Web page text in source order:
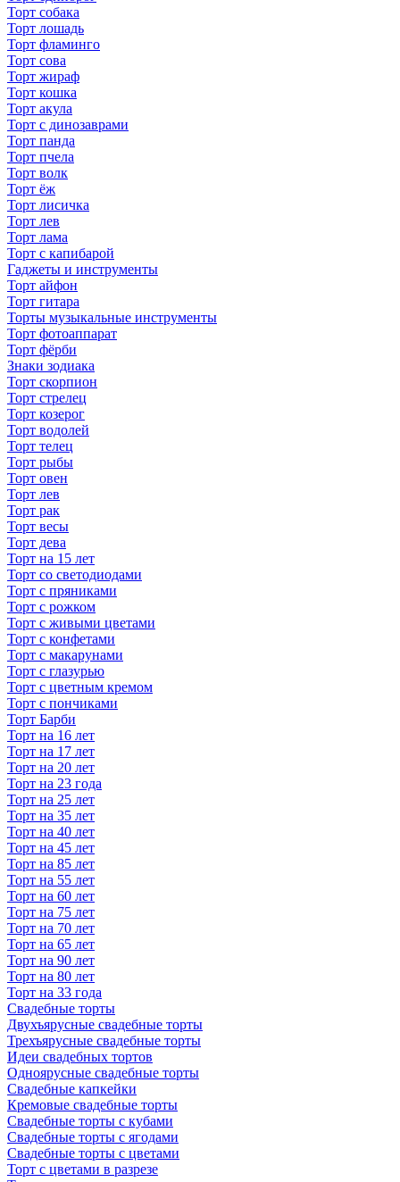
Торт собака
Торт лошадь
Торт фламинго
Торт сова
Торт жираф
Торт кошка
Торт акула
Торт с динозаврами
Торт панда
Торт пчела
Торт волк
Торт ёж
Торт лисичка
Торт лев
Торт лама
Торт с капибарой
Гаджеты и инструменты
Торт айфон
Торт гитара
Торты музыкальные инструменты
Торт фотоаппарат
Торт фёрби
Знаки зодиака
Торт скорпион
Торт стрелец
Торт козерог
Торт водолей
Торт телец
Торт рыбы
Торт овен
Торт лев
Торт рак
Торт весы
Торт дева
Торт на 15 лет
Торт со светодиодами
Торт с пряниками
Торт с рожком
Торт с живыми цветами
Торт с конфетами
Торт с макарунами
Торт с глазурью
Торт с цветным кремом
Торт с пончиками
Торт Барби
Торт на 16 лет
Торт на 17 лет
Торт на 20 лет
Торт на 23 года
Торт на 25 лет
Торт на 35 лет
Торт на 40 лет
Торт на 45 лет
Торт на 85 лет
Торт на 55 лет
Торт на 60 лет
Торт на 75 лет
Торт на 70 лет
Торт на 65 лет
Торт на 90 лет
Торт на 80 лет
Торт на 33 года
Свадебные торты
Двухъярусные свадебные торты
Трехъярусные свадебные торты
Идеи свадебных тортов
Одноярусные свадебные торты
Свадебные капкейки
Кремовые свадебные торты
Свадебные торты с кубами
Свадебные торты с ягодами
Свадебные торты с цветами
Торт с цветами в разрезе